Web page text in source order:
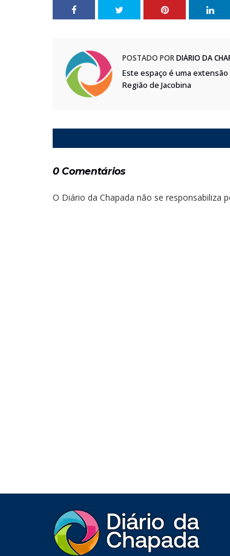
POSTADO PORDIÁRIO DA
Este espaço é uma
Região de Jacobina
0 Comentários
O Diário da Chapada não se responsabiliza